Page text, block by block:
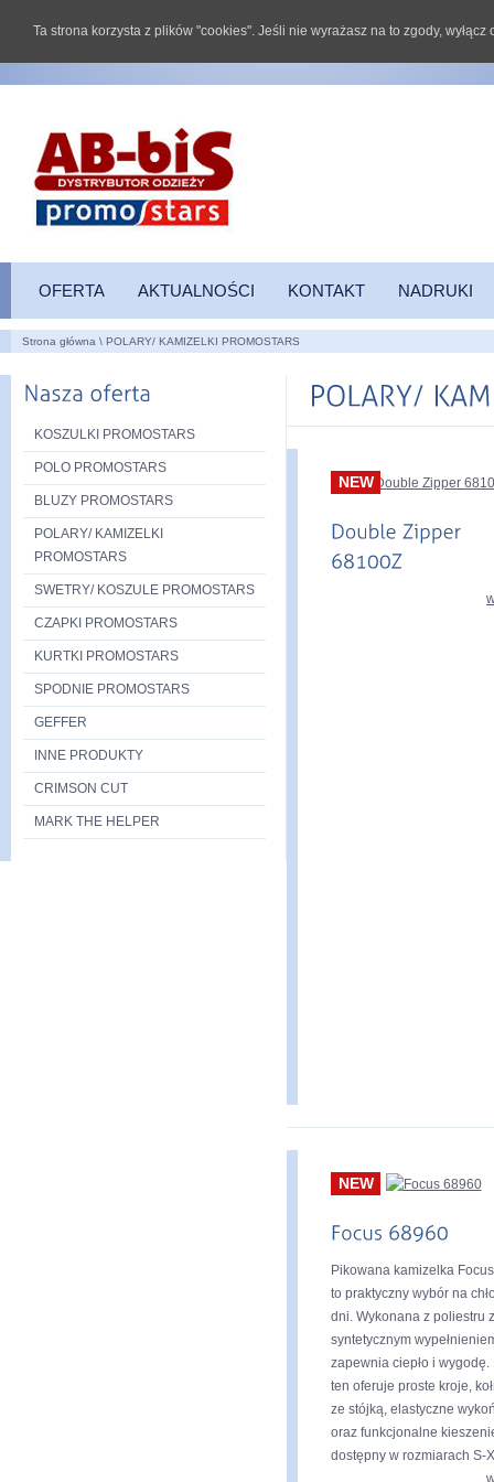
OFERTA AKTUALNOŚCI KONTAKT NADRUKI
Strona główna \ POLARY/ KAMIZELKI PROMOSTARS
NEW
NEW
Pikowana kamizelka
to praktyczny wybór na
dni. Wykonana z poliestru z
syntetycznym
zapewnia ciepło i wygodę.
ten oferuje proste kroje,
ze stójką, elastyczne
oraz funkcjonalne
dostępny w rozmiarach S-
KOSZULKI PROMOSTARS
POLO PROMOSTARS
BLUZY PROMOSTARS
POLARY/ KAMIZELKI
PROMOSTARS
SWETRY/ KOSZULE PROMOSTARS
CZAPKI PROMOSTARS
KURTKI PROMOSTARS
SPODNIE PROMOSTARS
GEFFER
INNE PRODUKTY
CRIMSON CUT
MARK THE HELPER
Ta strona korzysta z plików "cookies". Jeśli nie wyrażasz na to zgody,